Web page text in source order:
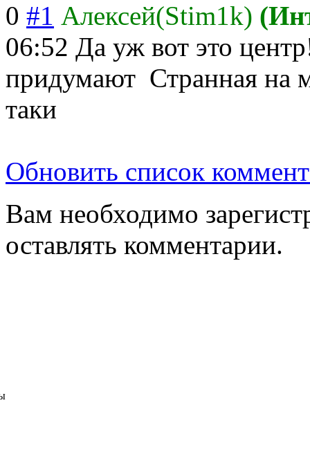
0 #1 Алексей(Stim1k)
06:52 Да уж вот это
придумают Странная на
таки
Обновить список
Вам необходимо
оставлять комментарии.